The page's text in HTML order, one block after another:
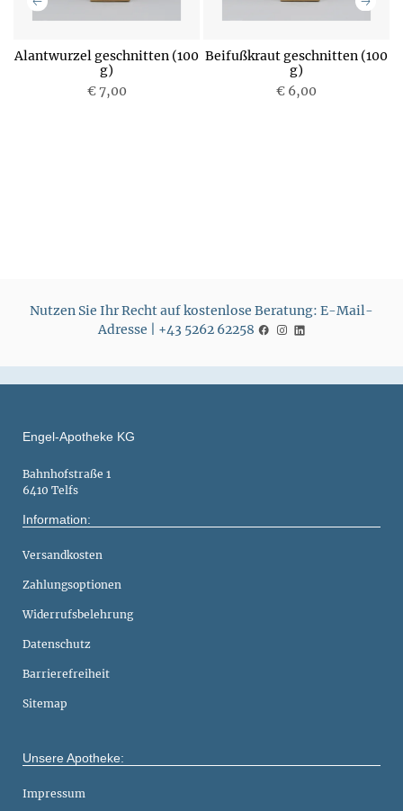
Alantwurzel geschnitten (100
g)
€ 7,00
Beifußkraut geschnitten (100
g)
€ 6,00
Nutzen Sie Ihr Recht auf kostenlose Beratung: E-Mail-
Adresse | +43 5262 62258
Engel-Apotheke KG
Bahnhofstraße 1
6410 Telfs
Information:
Versandkosten
Zahlungsoptionen
Widerrufsbelehrung
Datenschutz
Barrierefreiheit
Sitemap
Unsere Apotheke:
Impressum